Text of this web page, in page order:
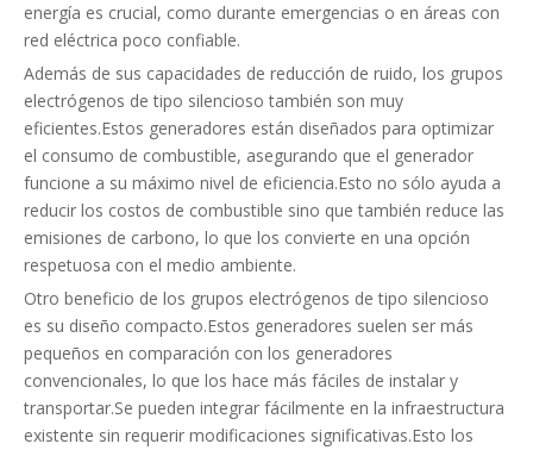
energía es crucial, como durante emergencias o en áreas con
red eléctrica poco confiable.
Además de sus capacidades de reducción de ruido, los grupos
electrógenos de tipo silencioso también son muy
eficientes.Estos generadores están diseñados para optimizar
el consumo de combustible, asegurando que el generador
funcione a su máximo nivel de eficiencia.Esto no sólo ayuda a
reducir los costos de combustible sino que también reduce las
emisiones de carbono, lo que los convierte en una opción
respetuosa con el medio ambiente.
Otro beneficio de los grupos electrógenos de tipo silencioso
es su diseño compacto.Estos generadores suelen ser más
pequeños en comparación con los generadores
convencionales, lo que los hace más fáciles de instalar y
transportar.Se pueden integrar fácilmente en la infraestructura
existente sin requerir modificaciones significativas.Esto los